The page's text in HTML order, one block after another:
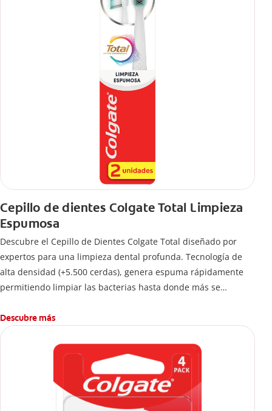
Cepillo de dientes Colgate Total Limpieza
Espumosa
Descubre el Cepillo de Dientes Colgate Total diseñado por
expertos para una limpieza dental profunda. Tecnología de
alta densidad (+5.500 cerdas), genera espuma rápidamente
permitiendo limpiar las bacterias hasta donde más se
Descubre más